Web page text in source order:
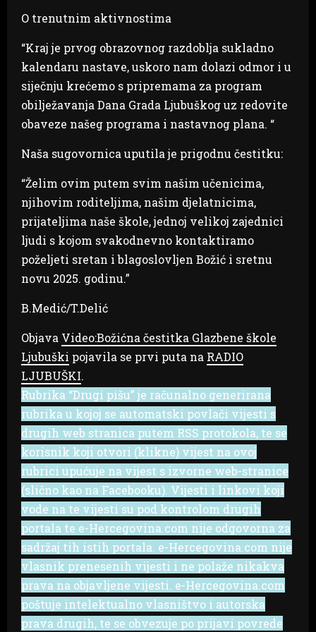
O trenutnim aktivnostima
“Kraj je prvog obrazovnog razdoblja sukladno
kalendaru nastave, uskoro nam dolazi odmor i u
siječnju krećemo s pripremama za program
obilježavanja Dana Grada Ljubuškog uz redovite
obaveze našeg programa i nastavnog plana. “
Naša sugovornica uputila je prigodnu čestitku:
“Želim ovim putem svim našim učenicima,
njihovim roditeljima, našim djelatnicima,
prijateljima naše škole, jednoj velikoj zajednici
ljudi s kojom svakodnevno kontaktiramo
poželjeti sretan i blagoslovljen Božić i sretnu
novu 2025. godinu.”
B.Medić/T.Delić
Objava Video:Božićna čestitka Glazbene škole
Ljubuški pojavila se prvi puta na RADIO
LJUBUŠKI.
Rubrika “Drugi pišu” je računalno generirana
rubrika u kojoj se automatski povlači vijesti s
drugih web stranica putem RSS protokola, te se
korisnik koji otvori (klikne) vijest na ovoj
rubrici upućuje na vijest s izvorne web-stranice
(slično kao na Facebooku). Vijesti i linkovi koji
vode na te vijesti su pod kontrolom drugih
portala te e-Hercegovina.com nije odgovorna za
sadržaj tih istih portala. e-Hercegovina.com nije
vlasnik prenesenih vijesti i ne polaže nikakva
prava na objavljene vijesti. e-Hercegovina.com
poštuje intelektualno vlasništvo i autorska
prava drugih, te se obvezuje po prijavi povrede